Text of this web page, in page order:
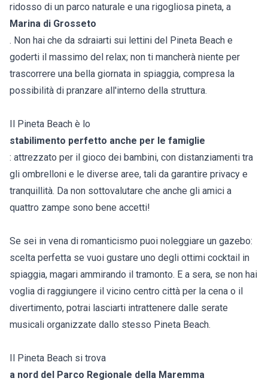
ridosso di un parco naturale e una rigogliosa pineta, a
Marina di Grosseto
. Non hai che da sdraiarti sui lettini del Pineta Beach e
goderti il massimo del relax; non ti mancherà niente per
trascorrere una bella giornata in spiaggia, compresa la
possibilità di pranzare all'interno della struttura.
Il Pineta Beach è lo
stabilimento perfetto anche per le famiglie
: attrezzato per il gioco dei bambini, con distanziamenti tra
gli ombrelloni e le diverse aree, tali da garantire privacy e
tranquillità. Da non sottovalutare che anche gli amici a
quattro zampe sono bene accetti!
Se sei in vena di romanticismo puoi noleggiare un gazebo:
scelta perfetta se vuoi gustare uno degli ottimi cocktail in
spiaggia, magari ammirando il tramonto. E a sera, se non hai
voglia di raggiungere il vicino centro città per la cena o il
divertimento, potrai lasciarti intrattenere dalle serate
musicali organizzate dallo stesso Pineta Beach.
Il Pineta Beach si trova
a nord del Parco Regionale della Maremma